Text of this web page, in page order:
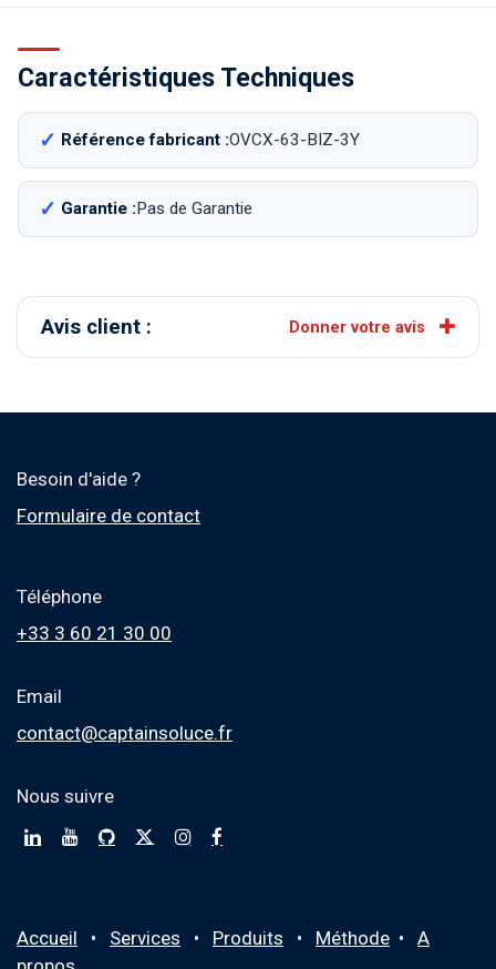
Caractéristiques Techniques
Référence fabricant :OVCX-63-BIZ-3Y
Garantie :Pas de Garantie
Avis client : Donner votre avis
Besoin d'aide ?
Formulaire de contact
Téléphone
+33 3 60 21 30 00
Email
contact@captainsoluce.fr
Nous suivre
Accueil • Services • Produits • Méthode •
A